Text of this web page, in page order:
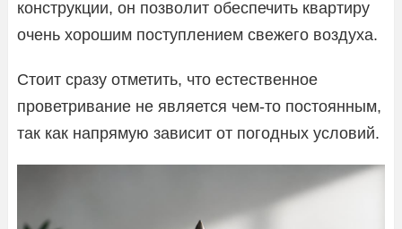
конструкции, он позволит обеспечить квартиру
очень хорошим поступлением свежего воздуха.
Стоит сразу отметить, что естественное
проветривание не является чем-то постоянным,
так как напрямую зависит от погодных условий.